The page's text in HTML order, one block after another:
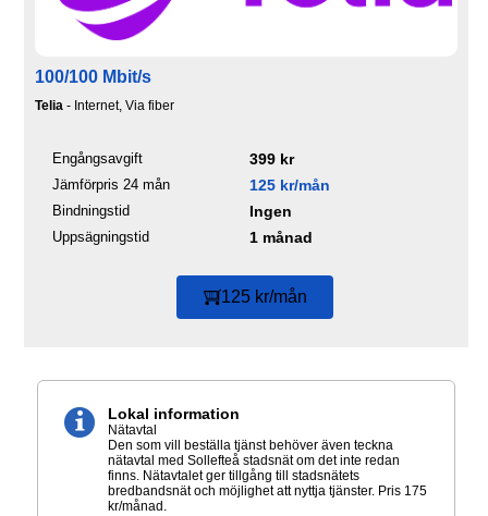
100/100 Mbit/s
Telia - Internet, Via fiber
Engångsavgift 399 kr
Jämförpris 24 mån 125 kr/mån
Bindningstid Ingen
Uppsägningstid 1 månad
125 kr/mån
Lokal information
Nätavtal
Den som vill beställa tjänst behöver även teckna
nätavtal med Sollefteå stadsnät om det inte redan
finns. Nätavtalet ger tillgång till stadsnätets
bredbandsnät och möjlighet att nyttja tjänster. Pris 175
kr/månad.